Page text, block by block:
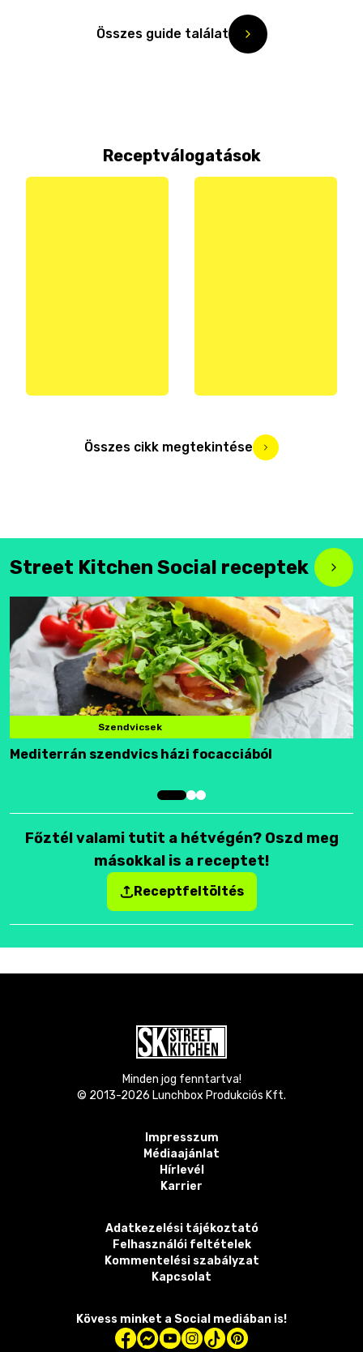
Összes guide találat
Receptválogatások
Összes cikk megtekintése
Street Kitchen Social receptek
Szendvicsek
Mediterrán szendvics házi focacciából
Főztél valami tutit a hétvégén? Oszd meg
másokkal is a receptet!
Receptfeltöltés
Minden jog fenntartva!
© 2013-2026 Lunchbox Produkciós Kft.
Impresszum
Médiaajánlat
Hírlevél
Karrier
Adatkezelési tájékoztató
Felhasználói feltételek
Kommentelési szabályzat
Kapcsolat
Kövess minket a Social mediában is!